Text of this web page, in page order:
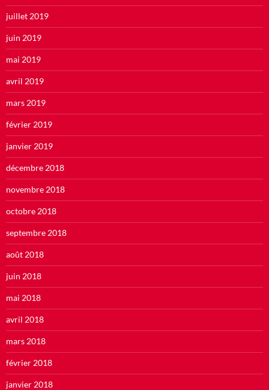
juillet 2019
juin 2019
mai 2019
avril 2019
mars 2019
février 2019
janvier 2019
décembre 2018
novembre 2018
octobre 2018
septembre 2018
août 2018
juin 2018
mai 2018
avril 2018
mars 2018
février 2018
janvier 2018